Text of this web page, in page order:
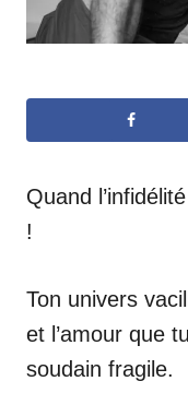
Quand
!
Ton univers
et l’amour que
soudain fragile.